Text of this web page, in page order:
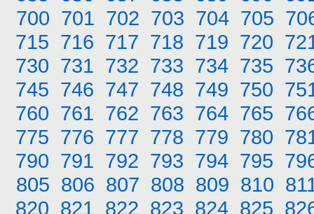
700 701 702 703 704 705
715 716 717 718 719 720
730 731 732 733 734 735
745 746 747 748 749 750
760 761 762 763 764 765
775 776 777 778 779 780
790 791 792 793 794 795
805 806 807 808 809 810
820 821 822 823 824 825